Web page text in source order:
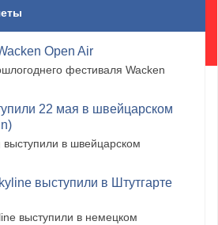
Open Air
фестиваля Wacken
22 мая в швейцарском
в швейцарском
выступили в Штутгарте
выступили в немецком